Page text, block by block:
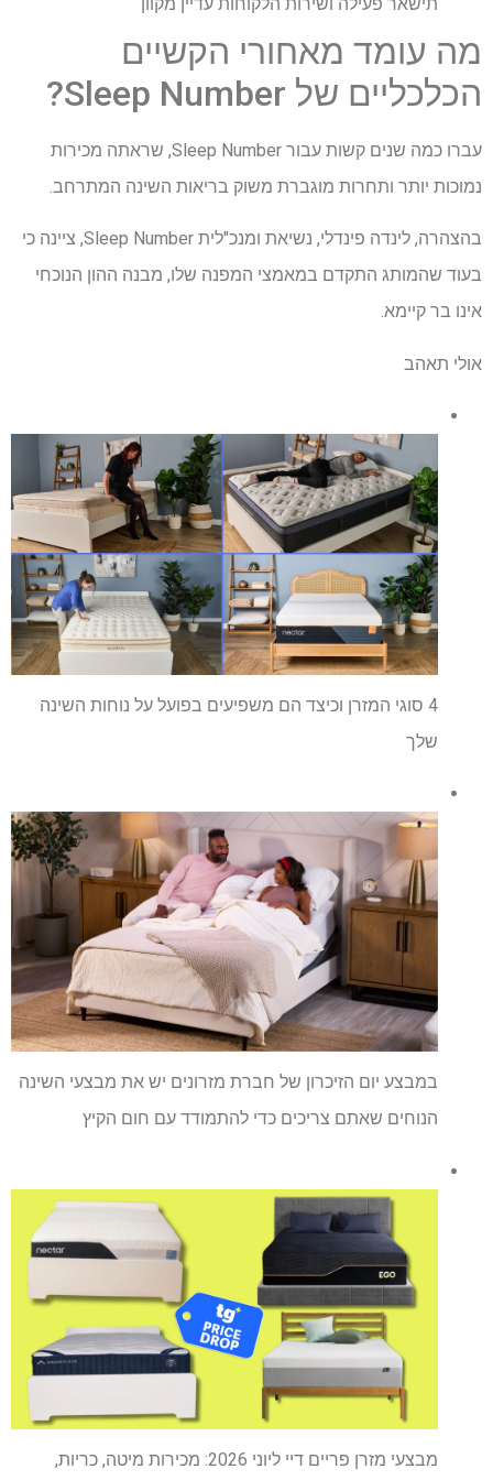
מה עומד מאחורי הקשיים
הכלכליים של Sleep Number?
עברו כמה שנים קשות עבור Sleep Number, שראתה מכירות
נמוכות יותר ותחרות מוגברת משוק בריאות השינה המתרחב.
בהצהרה, לינדה פינדלי, נשיאת ומנכ"לית Sleep Number, ציינה כי
בעוד שהמותג התקדם במאמצי המפנה שלו, מבנה ההון הנוכחי
אינו בר קיימא.
אולי תאהב
4 סוגי המזרן וכיצד הם משפיעים בפועל על נוחות השינה
שלך
במבצע יום הזיכרון של חברת מזרונים יש את מבצעי השינה
הנוחים שאתם צריכים כדי להתמודד עם חום הקיץ
מבצעי מזרן פריים דיי ליוני 2026: מכירות מיטה, כריות,